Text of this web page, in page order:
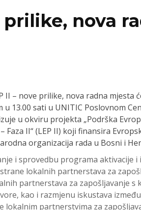
prilike, nova
– nove prilike, nova radna mjesta
13.00 sati u UNITIC Poslovnom
u okviru projekta „Podrška
Faza II“ (LEP II) koji finansira
organizacija rada u Bosni i
i sprovedbu programa aktivacije
lokalnih partnerstava za
partnerstava za zapošljavanje s
kao i razmjenu iskustava
lokalnim partnerstvima za